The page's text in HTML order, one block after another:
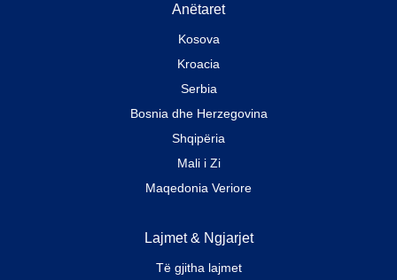
Anëtaret
Kosova
Kroacia
Serbia
Bosnia dhe Herzegovina
Shqipëria
Mali i Zi
Maqedonia Veriore
Lajmet & Ngjarjet
Të gjitha lajmet